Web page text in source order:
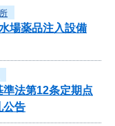
場薬品注入設備
法第12条定期点
公告